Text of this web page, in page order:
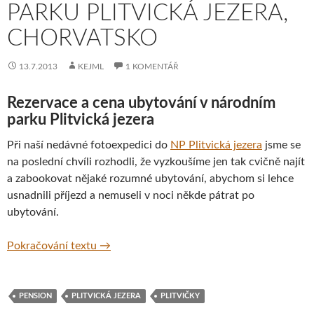
PARKU PLITVICKÁ JEZERA,
CHORVATSKO
13.7.2013 KEJML 1 KOMENTÁŘ
Rezervace a cena ubytování v národním
parku Plitvická jezera
Při naší nedávné fotoexpedici do NP Plitvická jezera jsme se
na poslední chvíli rozhodli, že vyzkoušíme jen tak cvičně najít
a zabookovat nějaké rozumné ubytování, abychom si lehce
usnadnili příjezd a nemuseli v noci někde pátrat po
ubytování.
Pokračování textu Guest House Plitvička – ubytování v
→
PENSION PLITVICKÁ JEZERA PLITVIČKY